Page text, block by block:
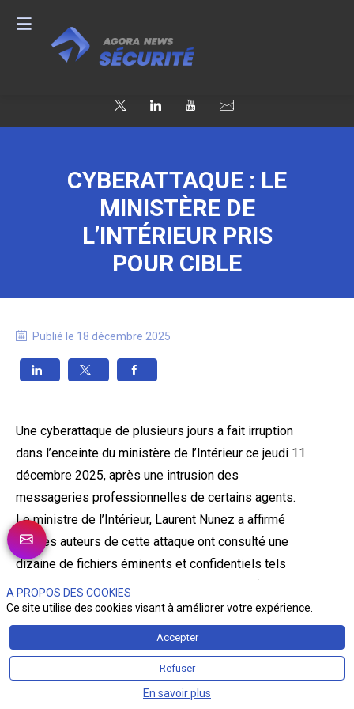
CYBERATTAQUE : LE
MINISTÈRE DE
L’INTÉRIEUR PRIS
POUR CIBLE
Publié le 18 décembre 2025
Une cyberattaque de plusieurs jours a fait irruption
dans l’enceinte du ministère de l’Intérieur ce jeudi 11
décembre 2025, après une intrusion des
messageries professionnelles de certains agents.
Le ministre de l’Intérieur, Laurent Nunez a affirmé
que les auteurs de cette attaque ont consulté une
dizaine de fichiers éminents et confidentiels tels
que le Traitement d’antécédents judiciaires (TAJ), ou
encore le Fichier des Personnes Recherchées
A PROPOS DES COOKIES
Ce site utilise des cookies visant à améliorer votre expérience.
Accepter
Refuser
En savoir plus